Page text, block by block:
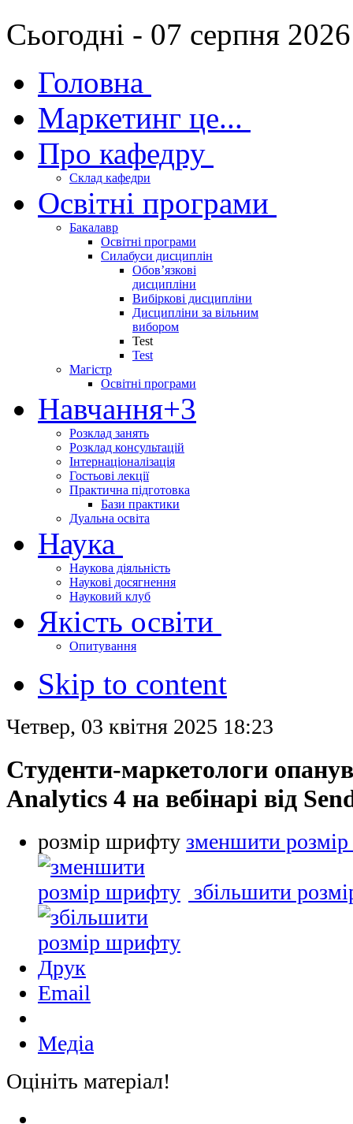
Сьогодні - 07 серпня
Головна
Маркетинг це...
Про кафедру
Склад кафедри
Освітні програми
Бакалавр
Освітні програми
Силабуси дисциплін
Обов’язкові
дисципліни
Вибіркові дисципліни
Дисципліни за вільним
вибором
Test
Test
Магістр
Освітні програми
Навчання+3
Розклад занять
Розклад консультацій
Інтернаціоналізація
Гостьові лекції
Практична підготовка
Бази практики
Дуальна освіта
Наука
Наукова діяльність
Наукові досягнення
Науковий клуб
Якість освіти
Опитування
Skip to content
Четвер, 03 квітня 2025 18:23
Студенти-маркетологи
Analytics 4 на вебінарі від
розмір шрифту зменшити
збільшити
Друк
Email
Медіа
Оцініть матеріал!